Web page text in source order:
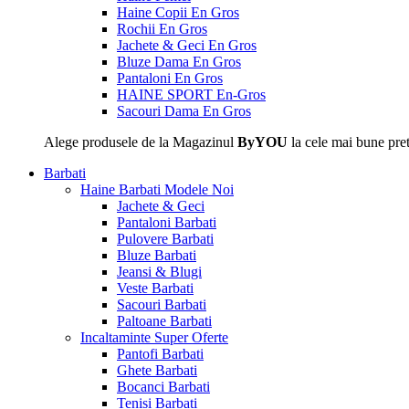
Haine Copii En Gros
Rochii En Gros
Jachete & Geci En Gros
Bluze Dama En Gros
Pantaloni En Gros
HAINE SPORT En-Gros
Sacouri Dama En Gros
Alege produsele de la Magazinul ByYOU la cele mai bune
Barbati
Haine Barbati Modele Noi
Jachete & Geci
Pantaloni Barbati
Pulovere Barbati
Bluze Barbati
Jeansi & Blugi
Veste Barbati
Sacouri Barbati
Paltoane Barbati
Incaltaminte Super Oferte
Pantofi Barbati
Ghete Barbati
Bocanci Barbati
Tenisi Barbati